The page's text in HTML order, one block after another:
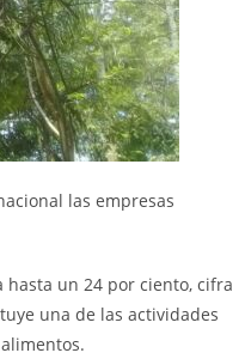
las empresas
hasta un 24 por ciento, cifra
una de las actividades